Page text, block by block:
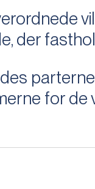
der
for de